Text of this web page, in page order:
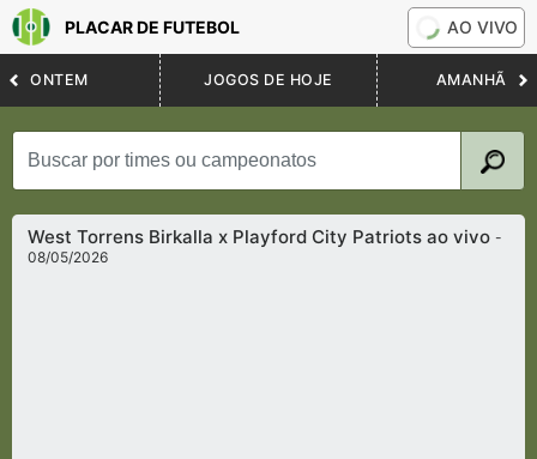
PLACAR DE FUTEBOL AO VIVO
ONTEM JOGOS DE HOJE AMANHÃ
West Torrens Birkalla x Playford City Patriots ao vivo-
08/05/2026